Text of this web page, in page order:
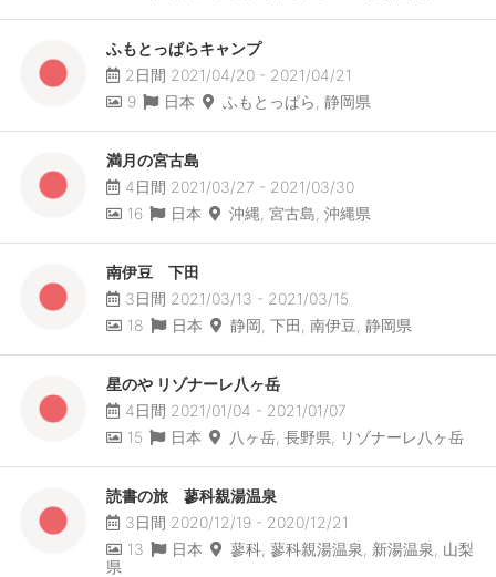
ふもとっぱらキャンプ
2日間 2021/04/20 - 2021/04/21
9
日本 ふもとっぱら, 静岡県
満月の宮古島
4日間 2021/03/27 - 2021/03/30
16
日本 沖縄, 宮古島, 沖縄県
南伊豆 下田
3日間 2021/03/13 - 2021/03/15
18
日本 静岡, 下田, 南伊豆, 静岡県
星のや リゾナーレ八ヶ岳
4日間 2021/01/04 - 2021/01/07
15
日本 八ヶ岳, 長野県, リゾナーレ八ヶ岳
読書の旅 蓼科親湯温泉
3日間 2020/12/19 - 2020/12/21
13
日本
蓼科, 蓼科親湯温泉, 新湯温泉, 山梨
県